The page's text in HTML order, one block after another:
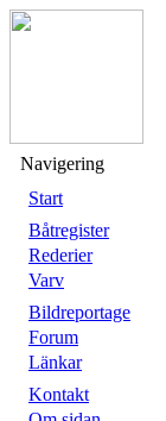
Navigering
Start
Båtregister
Rederier
Varv
Bildreportage
Forum
Länkar
Kontakt